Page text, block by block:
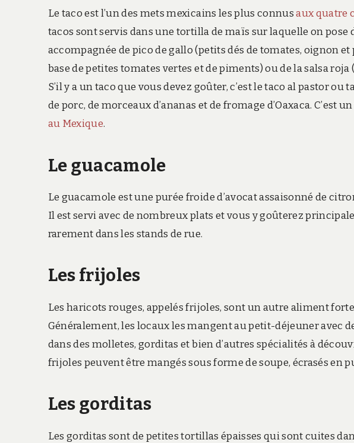
Le taco est l’un des mets mexicains les plus connusaux quatre
tacos sont servis dans une tortilla de maïs sur laquelle on
accompagnée de pico de gallo (petits dés de tomates, oignon et
base de petites tomates vertes et de piments) ou de la salsa
S’il y a un taco que vous devez goûter, c’est le taco al pastor
de porc, de morceaux d’ananas et de fromage d’Oaxaca. C’est
au Mexique.
Le guacamole
Le guacamole est une purée froide d’avocat assaisonné de
Il est servi avec de nombreux plats et vous y goûterez
rarement dans les stands de rue.
Les frijoles
Les haricots rouges, appelés frijoles, sont un autre aliment
Généralement, les locaux les mangent au petit-déjeuner avec
dans des molletes, gorditas et bien d’autres spécialités à
frijoles peuvent être mangés sous forme de soupe, écrasés en
Les gorditas
Les gorditas sont de petites tortillas épaisses qui sont cuites